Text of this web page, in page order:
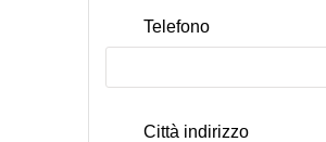
Telefono
Città indirizzo